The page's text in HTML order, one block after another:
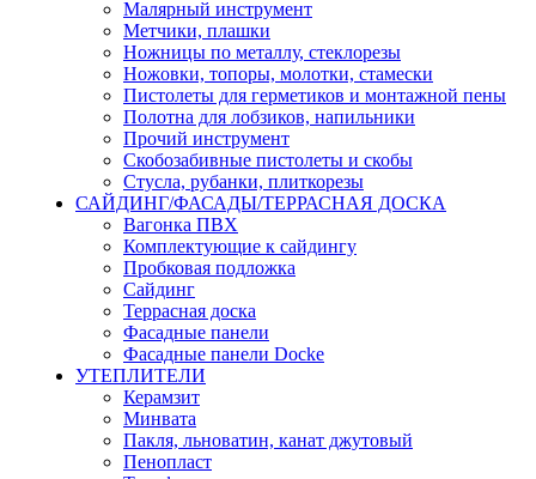
Малярный инструмент
Метчики, плашки
Ножницы по металлу, стеклорезы
Ножовки, топоры, молотки, стамески
Пистолеты для герметиков и монтажной пены
Полотна для лобзиков, напильники
Прочий инструмент
Скобозабивные пистолеты и скобы
Стусла, рубанки, плиткорезы
САЙДИНГ/ФАСАДЫ/ТЕРРАСНАЯ ДОСКА
Вагонка ПВХ
Комплектующие к сайдингу
Пробковая подложка
Сайдинг
Террасная доска
Фасадные панели
Фасадные панели Docke
УТЕПЛИТЕЛИ
Керамзит
Минвата
Пакля, льноватин, канат джутовый
Пенопласт